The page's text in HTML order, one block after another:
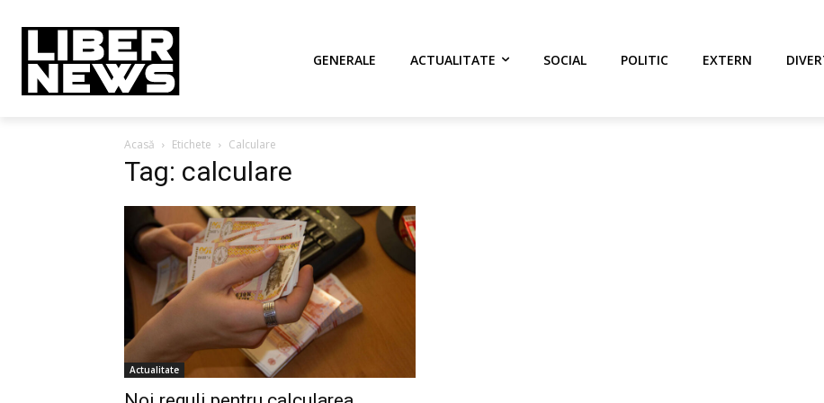
GENERALE ACTUALITATE SOCIAL POLITIC EXTERN
Acasă Etichete Calculare
Tag: calculare
Actualitate